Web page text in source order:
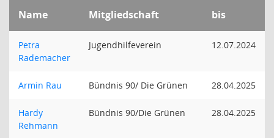
Name Mitgliedschaft bis
Petra
Rademacher
Jugendhilfeverein 12.07.2024
Armin Rau Bündnis 90/ Die Grünen 28.04.2025
Hardy
Rehmann
Bündnis 90/Die Grünen 28.04.2025